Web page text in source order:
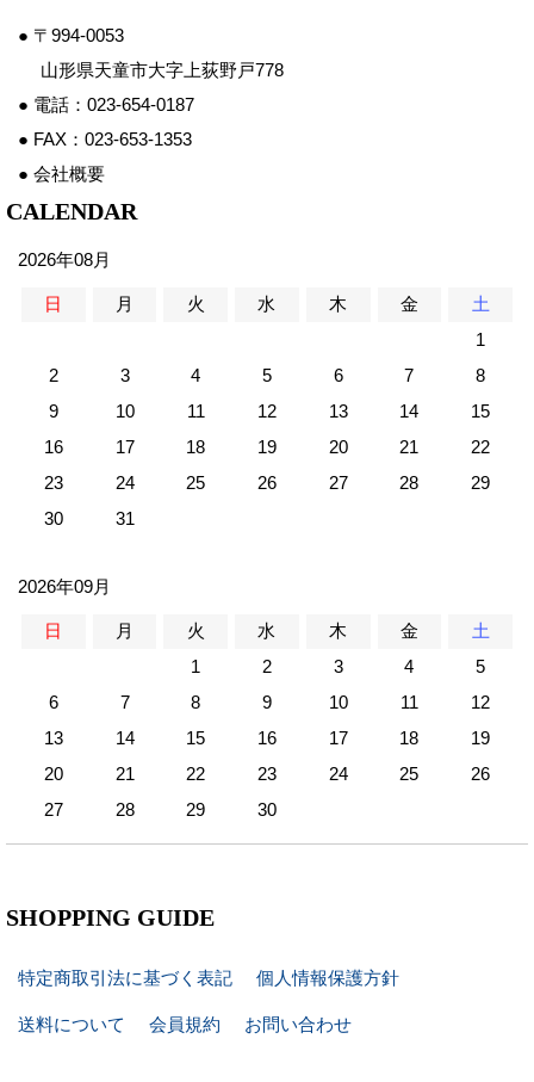
● 〒994-0053
山形県天童市大字上荻野戸778
● 電話：023-654-0187
● FAX：023-653-1353
● 会社概要
CALENDAR
2026年08月
日 月 火 水 木 金
土
1
2
3 4 5 6 7
8
9
10 11 12 13 14
15
16
17 18 19 20 21
22
23
24 25 26 27 28
29
30
31
2026年09月
日 月 火 水 木 金
土
1
2 3 4
5
6
7 8 9 10 11
12
13
14 15 16 17 18
19
20
21 22 23 24 25
26
27
28 29 30
SHOPPING GUIDE
特定商取引法に基づく表記 個人情報保護方針
送料について 会員規約 お問い合わせ